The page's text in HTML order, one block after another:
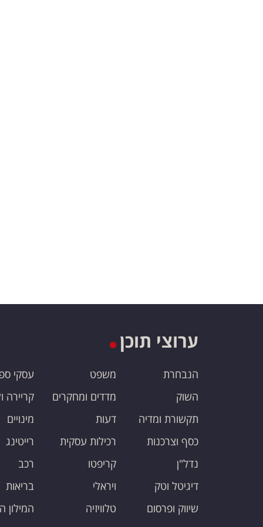
ערוצי תוכן
הנבחרת
השוק
תקשורת ומדיה
כסף וצרכנות
נדל"ן
דיגיטל וטק
שיווק ופרסום
משפט
מדדים ומחקרים
דעות
רכילות עסקית
קריפטו
ויראלי
טלוויזיה
עסקי
קריירה
מינויים
רייטינג
רכב
בריאות
המילון